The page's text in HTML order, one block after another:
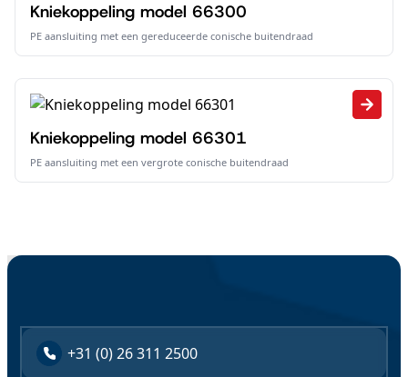
Kniekoppeling model 66300
PE aansluiting met een gereduceerde conische buitendraad
Kniekoppeling model 66301
PE aansluiting met een vergrote conische buitendraad
+31 (0) 26 311 2500